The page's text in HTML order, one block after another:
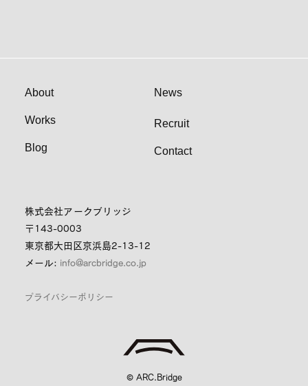
株式会社アークブリッジ
〒143-0003
東京都大田区京浜島2-13-12
メール: info@arcbridge.co.jp
About
Works
Blog
News
Recruit
Contact
プライバシーポリシー
© ARC.Bridge